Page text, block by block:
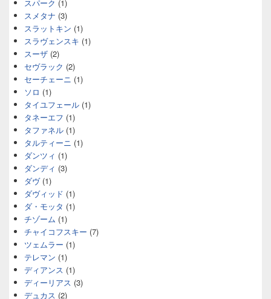
スパーク (1)
スメタナ (3)
スラットキン (1)
スラヴェンスキ (1)
スーザ (2)
セヴラック (2)
セーチェーニ (1)
ソロ (1)
タイユフェール (1)
タネーエフ (1)
タファネル (1)
タルティーニ (1)
ダンツィ (1)
ダンディ (3)
ダヴ(1)
ダヴィッド (1)
ダ・モッタ (1)
チゾーム (1)
チャイコフスキー (7)
ツェムラー (1)
テレマン (1)
ディアンス (1)
ディーリアス (3)
デュカス (2)